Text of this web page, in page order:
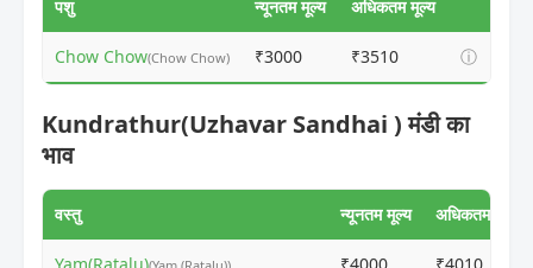
पशु न्यूनतम मूल्य अधिकतम मूल्य
Chow Chow(Chow Chow) ₹3000 ₹3510 ⓘ
Kundrathur(Uzhavar Sandhai ) मंडी का
भाव
वस्तु न्यूनतम मूल्य अधिकतम मूल्य